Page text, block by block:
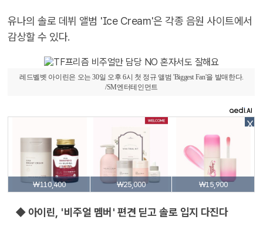
유나의 솔로 데뷔 앨범 'Ice Cream'은 각종 음원 사이트에서
감상할 수 있다.
레드벨벳 아이린은 오는 30일 오후 6시 첫 정규 앨범 'Biggest Fan'을 발매한다.
/SM엔터테인먼트
X
₩110,400 ₩25,000 ₩15,900
◆ 아이린, '비주얼 멤버' 편견 딛고 솔로 입지 다진다